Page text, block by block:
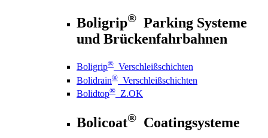
Boligrip® Parking Systeme
und Brückenfahrbahnen
Boligrip® Verschleißschichten
Bolidrain® Verschleißschichten
Bolidtop® Z.OK
Bolicoat® Coatingsysteme